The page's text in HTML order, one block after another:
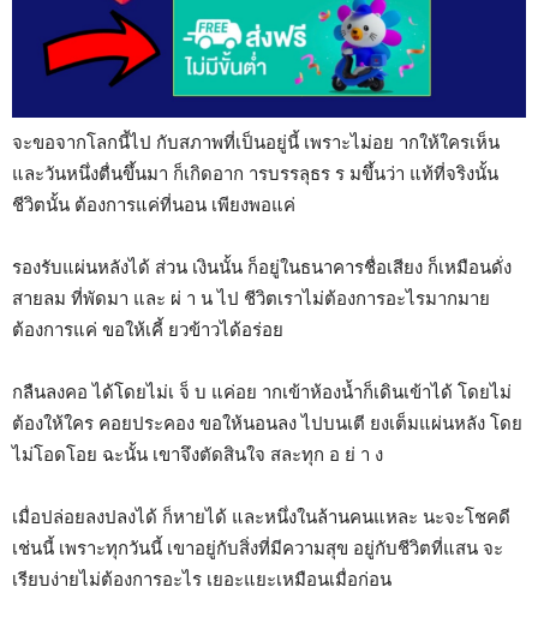
จะขอจากโลกนี้ไป กับสภาพที่เป็นอยู่นี้ เพราะไม่อย ากให้ใครเห็น
และวันหนึ่งตื่นขึ้นมา ก็เกิดอาก ารบรรลุธร ร มขึ้นว่า แท้ที่จริงนั้น
ชีวิตนั้น ต้องการแค่ที่นอน เพียงพอแค่
รองรับแผ่นหลังได้ ส่วน เงินนั้น ก็อยู่ในธนาคารชื่อเสียง ก็เหมือนดั่ง
สายลม ที่พัดมา และ ผ่ า น ไป ชีวิตเราไม่ต้องการอะไรมากมาย
ต้องการแค่ ขอให้เคี้ ยวข้าวได้อร่อย
กลืนลงคอ ได้โดยไม่เ จ็ บ แค่อย ากเข้าห้องน้ำก็เดินเข้าได้ โดยไม่
ต้องให้ใคร คอยประคอง ขอให้นอนลง ไปบนเตี ยงเต็มแผ่นหลัง โดย
ไม่โอดโอย ฉะนั้น เขาจึงตัดสินใจ สละทุก อ ย่ า ง
เมื่อปล่อยลงปลงได้ ก็หายได้ และหนึ่งในล้านคนแหละ นะจะโชคดี
เช่นนี้ เพราะทุกวันนี้ เขาอยู่กับสิ่งที่มีความสุข อยู่กับชีวิตที่แสน จะ
เรียบง่ายไม่ต้องการอะไร เยอะแยะเหมือนเมื่อก่อน